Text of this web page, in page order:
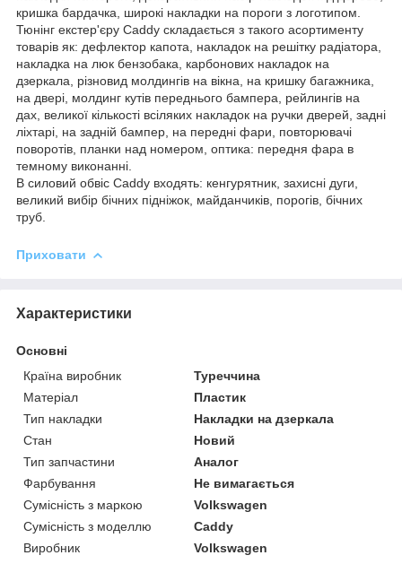
кришка бардачка, широкі накладки на пороги з логотипом.
Тюнінг екстер'єру Caddy складається з такого асортименту
товарів як: дефлектор капота, накладок на решітку радіатора,
накладка на люк бензобака, карбонових накладок на
дзеркала, різновид молдингів на вікна, на кришку багажника,
на двері, молдинг кутів переднього бампера, рейлингів на
дах, великої кількості всіляких накладок на ручки дверей, задні
ліхтарі, на задній бампер, на передні фари, повторювачі
поворотів, планки над номером, оптика: передня фара в
темному виконанні.
В силовий обвіс Caddy входять: кенгурятник, захисні дуги,
великий вибір бічних підніжок, майданчиків, порогів, бічних
труб.
Приховати
Характеристики
Основні
Країна виробник
Туреччина
Матеріал
Пластик
Тип накладки
Накладки на дзеркала
Стан
Новий
Тип запчастини
Аналог
Фарбування
Не вимагається
Сумісність з маркою
Volkswagen
Сумісність з моделлю
Caddy
Виробник
Volkswagen